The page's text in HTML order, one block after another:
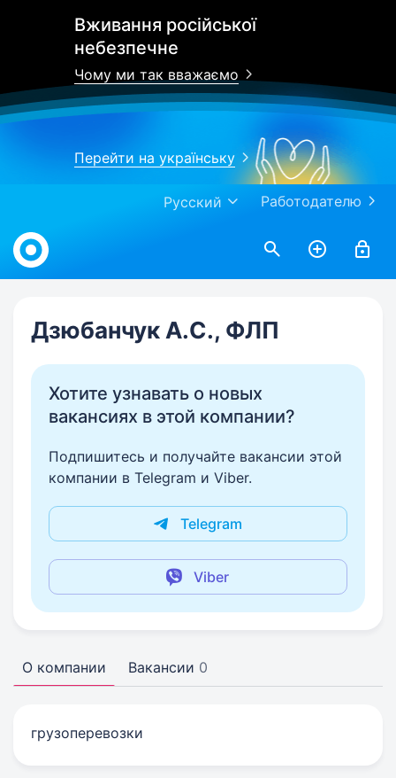
Вживання російської
небезпечне
Чому ми так вважаємо
Перейти на українську
Работодателю
Русский
Work.ua
Дзюбанчук А.С., ФЛП
Хотите узнавать о новых
вакансиях в этой компании?
Подпишитесь и получайте вакансии этой
компании в Telegram и Viber.
Telegram
Viber
О компании Вакансии 0
грузоперевозки